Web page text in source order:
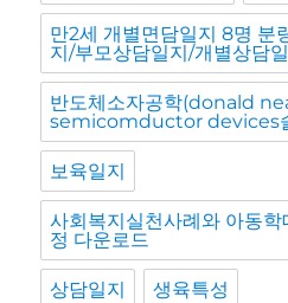
만2세 개별면담일지 8명 분
지/부모상담일지/개별상담
반도체소자공학(donald
semicomductor devices
보육일지
사회복지실천사례와 아동
정 다운로드
상담일지 생육특성